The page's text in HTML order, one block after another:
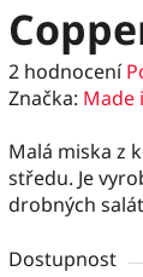
Průměrné
hodnocení
je
4,5
z
hvězdiček.
2 hodnocení
Značka: Made
Malá miska z
středu. Je
drobných
Dostupnost